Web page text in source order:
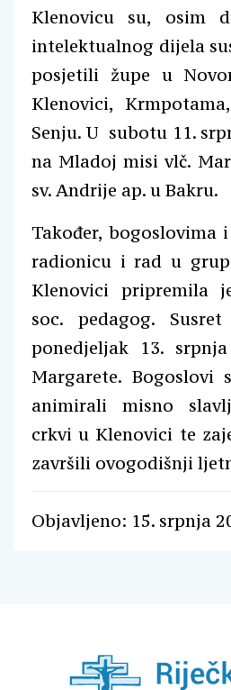
Klenovicu su, osim
intelektualnog dijela
posjetili župe u
Klenovici,
Senju. U subotu 11.
na Mladoj misi vlč.
sv. Andrije ap. u Bakru.
Također, bogoslovima
radionicu i rad u
Klenovici pripremila
soc. pedagog.
ponedjeljak 13.
Margarete. Bogoslovi
animirali misno
crkvi u Klenovici te
završili ovogodišnji
Objavljeno: 15. srpnja